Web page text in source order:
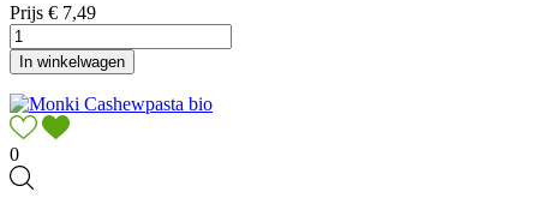
Prijs € 7,49
In winkelwagen
0